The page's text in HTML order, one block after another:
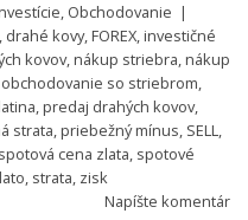
, Obchodovanie |
, drahé kovy,FOREX,investičné
kovov,nákup striebra,nákup
obchodovanie so striebrom,
,predaj drahých kovov,
strata,priebežný mínus, SELL,
spotová cena zlata, spotové
, strata, zisk
Napíšte komentár